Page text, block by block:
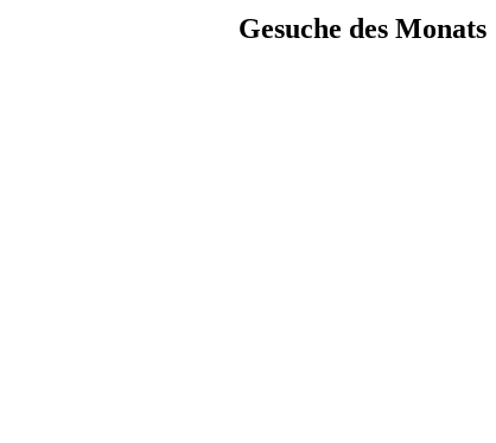
Gesuche des Monats